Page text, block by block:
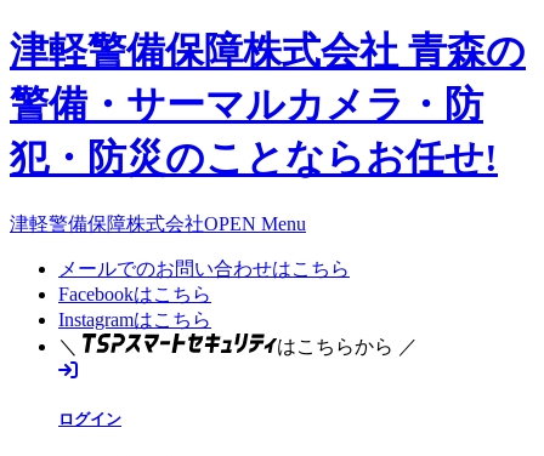
津軽警備保障株式会社 青森の
警備・サーマルカメラ・防
犯・防災のことならお任せ!
津軽警備保障株式会社OPEN Menu
メールでのお問い合わせはこちら
Facebookはこちら
Instagramはこちら
＼
はこちらから ／
ログイン